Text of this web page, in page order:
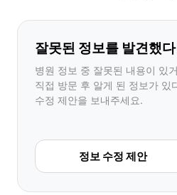
잘못된 정보를 발견했
병원 정보 중 잘못된 내용이 있
직접 방문 후 알게 된 정보가 있
수정 제안을 보내주세요.
정보 수정 제안